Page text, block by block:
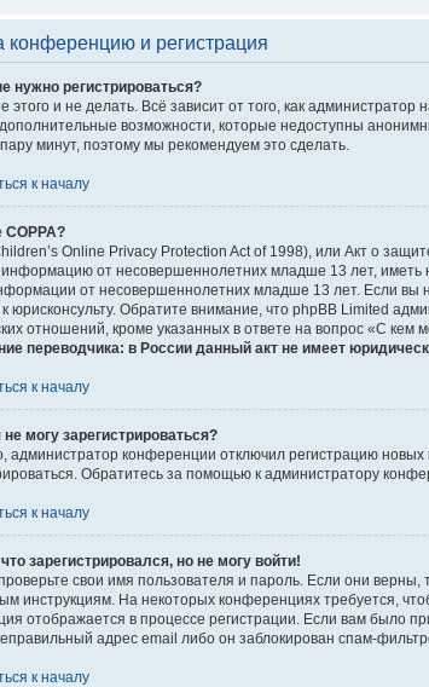
конференцию и регистрация
нужно регистрироваться?
этого и не делать. Всё зависит от того, как
возможности, которые недоступны
пару минут, поэтому мы рекомендуем это сделать.
к началу
COPPA?
Online Privacy Protection Act of 1998), или Акт о
от несовершеннолетних младше 13 лет, иметь
от несовершеннолетних младше 13 лет. Если вы
юрисконсульту. Обратите внимание, что phpBB Limited
отношений, кроме указанных в ответе на вопрос «С кем
переводчика: в России данный акт не имеет
к началу
могу зарегистрироваться?
администратор конференции отключил регистрацию
Обратитесь за помощью к администратору
к началу
зарегистрировался, но не могу войти!
свои имя пользователя и пароль. Если они
инструкциям. На некоторых конференциях требуется,
отображается в процессе регистрации. Если вам было
адрес email либо он заблокирован спам-
к началу